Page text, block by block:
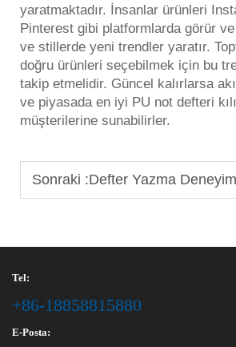
yaratmaktadır. İnsanlar ürünleri
Pinterest gibi platformlarda görür
ve stillerde yeni trendler yaratır.
doğru ürünleri seçebilmek için bu
takip etmelidir. Güncel kalırlarsa
ve piyasada en iyi PU not defteri
müşterilerine sunabilirler.
Sonraki :Defter Yazma Deneyiminiz İçin Doğru Kağıt
Tel:
+86-18858815880
E-Posta: